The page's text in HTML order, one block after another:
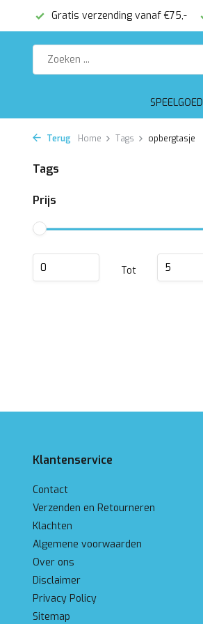
Gratis verzending vanaf €75,-
SPEELGOED
Terug Home Tags opbergtasje
Tags
Prijs
Tot
Klantenservice
Contact
Verzenden en Retourneren
Klachten
Algemene voorwaarden
Over ons
Disclaimer
Privacy Policy
Sitemap